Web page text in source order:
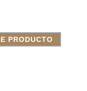
PRODUCTO